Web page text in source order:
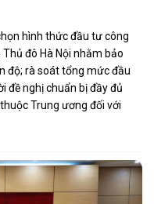
hình thức đầu tư công
đô Hà Nội nhằm bảo
độ; rà soát tổng mức đầu
đề nghị chuẩn bị đầy đủ
Trung ương đối với